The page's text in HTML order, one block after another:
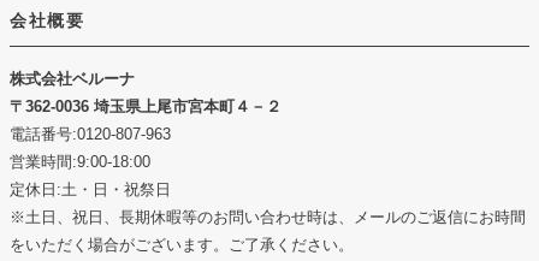
会社概要
株式会社ベルーナ
362-0036 埼玉県上尾市宮本町４－２
電話番号:0120-807-963
営業時間:9:00-18:00
定休日:土・日・祝祭日
※土日、祝日、長期休暇等のお問い合わせ時は、メールのご返信にお時間
をいただく場合がございます。ご了承ください。